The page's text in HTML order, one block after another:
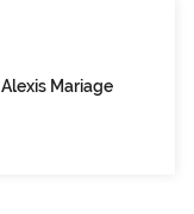
Alexis Mariage